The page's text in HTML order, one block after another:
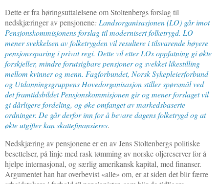
Dette er fra høringsuttalelsene om Stoltenbergs forslag til
nedskjæringer av pensjonene: Landsorganisasjonen (LO) går imot
Pensjonskommisjonens forslag til modernisert folketrygd. LO
mener svekkelsen av folketrygden vil resultere i tilsvarende høyere
pensjonssparing i privat regi. Dette vil etter LOs oppfatning gi økte
forskjeller, mindre forutsigbare pensjoner og svekket likestilling
mellom kvinner og menn. Fagforbundet, Norsk Sykepleierforbund
og Utdanningsgruppens Hovedorganisasjonstiller spørsmål ved
det framtidsbildet Pensjonskommisjonen gir og mener forslaget vil
gi dårligere fordeling, og øke omfanget av markedsbaserte
ordninger. De går derfor inn for å bevare dagens folketrygd og at
økte utgifter kan skattefinansieres.
Nedskjæring av pensjonene er en av Jens Stoltenbergs politiske
besettelser, på linje med rask tømming av norske oljereserver for å
hjelpe internasjonal, og særlig amerikansk kapital, med finanser.
Argumentet han har overbevist «alle» om, er at siden det blir færre